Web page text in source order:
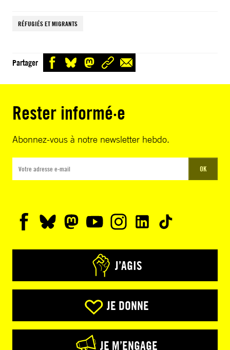
RÉFUGIÉS ET MIGRANTS
Partager
Rester informé·e
Abonnez-vous à notre newsletter hebdo.
OK
J’AGIS
JE DONNE
JE M’ENGAGE